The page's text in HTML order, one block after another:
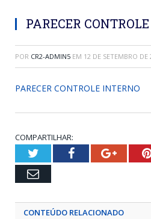
PARECER
POR CR2-ADMIN5 EM 12 DE SETEMBRO DE
PARECER CONTROLE INTERNO
COMPARTILHAR:
TwitterFacebook
Email
CONTEÚDO RELACIONADO